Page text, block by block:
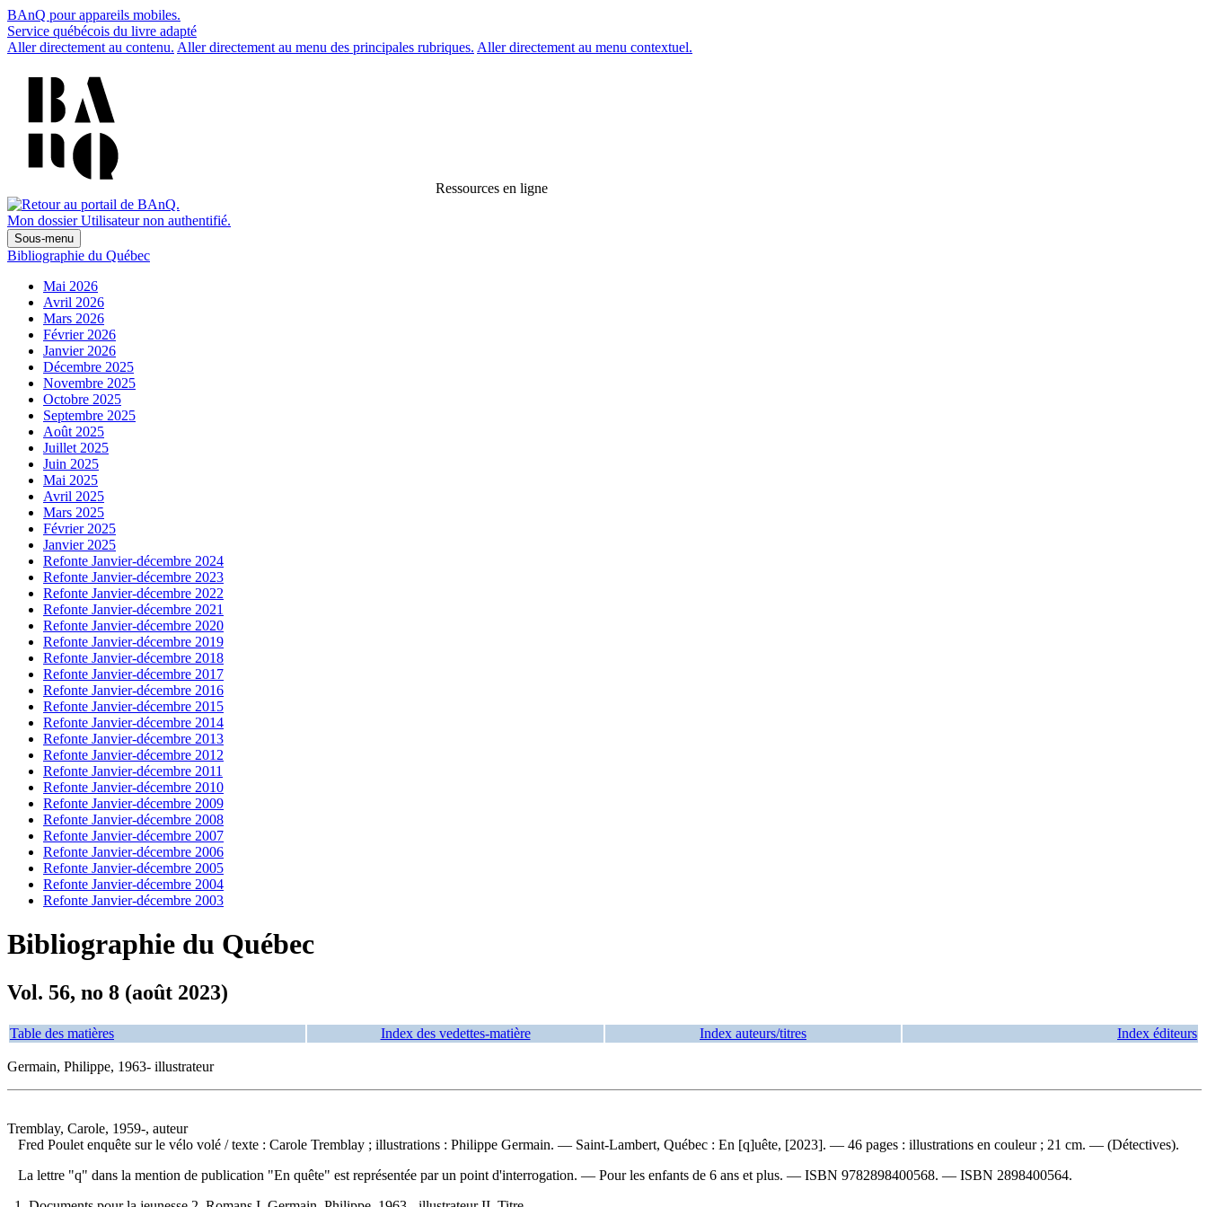
BAnQ pour appareils mobiles.
Service québécois du livre adapté
Aller directement au contenu. Aller directement au menu des principales rubriques. Aller directement au menu contextuel.
Ressources en ligne
Mon dossier Utilisateur non authentifié.
Sous-menu
Bibliographie du Québec
Mai 2026
Avril 2026
Mars 2026
Février 2026
Janvier 2026
Décembre 2025
Novembre 2025
Octobre 2025
Septembre 2025
Août 2025
Juillet 2025
Juin 2025
Mai 2025
Avril 2025
Mars 2025
Février 2025
Janvier 2025
Refonte Janvier-décembre 2024
Refonte Janvier-décembre 2023
Refonte Janvier-décembre 2022
Refonte Janvier-décembre 2021
Refonte Janvier-décembre 2020
Refonte Janvier-décembre 2019
Refonte Janvier-décembre 2018
Refonte Janvier-décembre 2017
Refonte Janvier-décembre 2016
Refonte Janvier-décembre 2015
Refonte Janvier-décembre 2014
Refonte Janvier-décembre 2013
Refonte Janvier-décembre 2012
Refonte Janvier-décembre 2011
Refonte Janvier-décembre 2010
Refonte Janvier-décembre 2009
Refonte Janvier-décembre 2008
Refonte Janvier-décembre 2007
Refonte Janvier-décembre 2006
Refonte Janvier-décembre 2005
Refonte Janvier-décembre 2004
Refonte Janvier-décembre 2003
Bibliographie du Québec
Vol. 56, no 8 (août 2023)
Table des matières Index des vedettes-matière Index auteurs/titres Index éditeurs
Germain, Philippe, 1963- illustrateur
Tremblay, Carole, 1959-, auteur
Fred Poulet enquête sur le vélo volé / texte : Carole Tremblay ; illustrations : Philippe Germain. — Saint-Lambert, Québec : En [q]uête, [2023]. — 46 pages : illustrations en couleur ; 21 cm. — (Détectives).
La lettre "q" dans la mention de publication "En quête" est représentée par un point d'interrogation. — Pour les enfants de 6 ans et plus. — ISBN 9782898400568. — ISBN 2898400564.